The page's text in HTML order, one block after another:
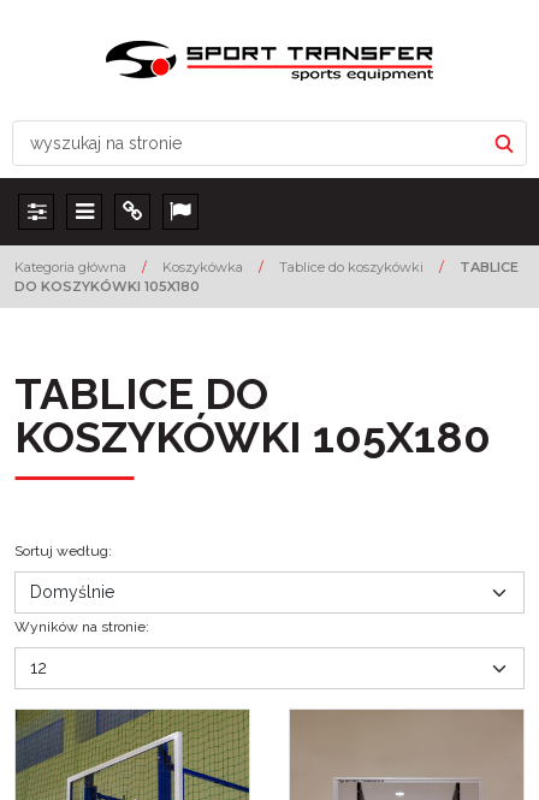
Panel Menu Info Lang
Kategoria główna / Koszykówka / Tablice do koszykówki /
TABLICE
DO KOSZYKÓWKI 105X180
TABLICE DO
KOSZYKÓWKI 105X180
Sortuj według:
Wyników na stronie: